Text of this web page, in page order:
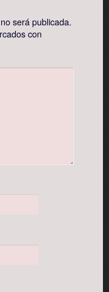
será publicada.
con